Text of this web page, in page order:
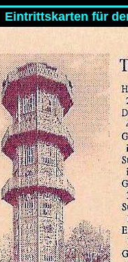
Eintrittskarten für